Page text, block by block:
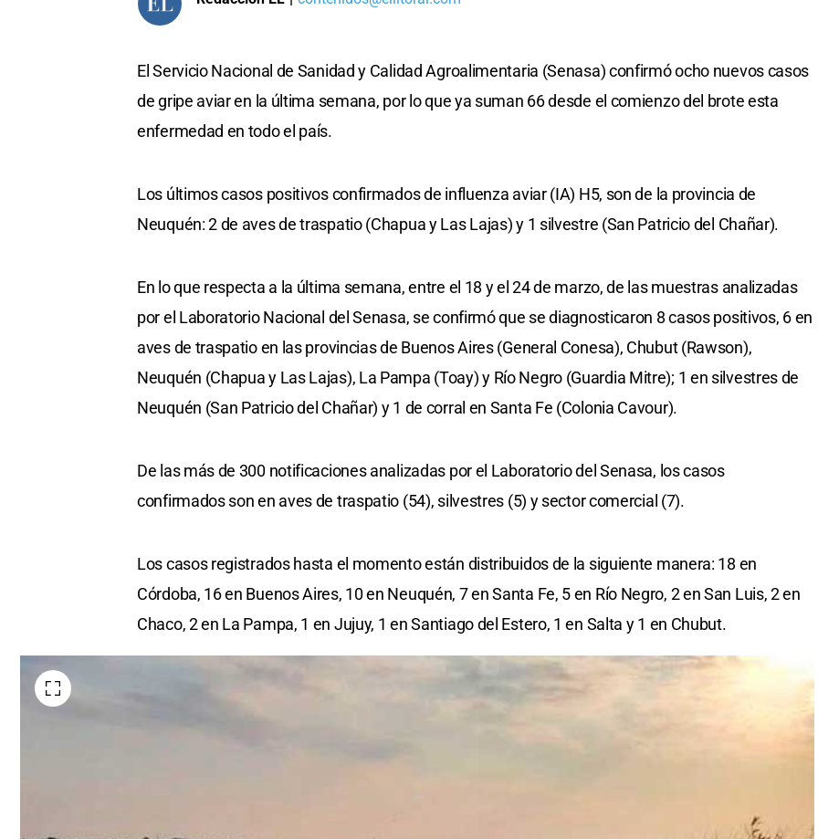
El Servicio Nacional de Sanidad y Calidad Agroalimentaria (Senasa) confirmó ocho nuevos casos
de gripe aviar en la última semana, por lo que ya suman 66 desde el comienzo del brote esta
enfermedad en todo el país.
Los últimos casos positivos confirmados de influenza aviar (IA) H5, son de la provincia de
Neuquén: 2 de aves de traspatio (Chapua y Las Lajas) y 1 silvestre (San Patricio del Chañar).
En lo que respecta a la última semana, entre el 18 y el 24 de marzo, de las muestras analizadas
por el Laboratorio Nacional del Senasa, se confirmó que se diagnosticaron 8 casos positivos, 6 en
aves de traspatio en las provincias de Buenos Aires (General Conesa), Chubut (Rawson),
Neuquén (Chapua y Las Lajas), La Pampa (Toay) y Río Negro (Guardia Mitre); 1 en silvestres de
Neuquén (San Patricio del Chañar) y 1 de corral en Santa Fe (Colonia Cavour).
De las más de 300 notificaciones analizadas por el Laboratorio del Senasa, los casos
confirmados son en aves de traspatio (54), silvestres (5) y sector comercial (7).
Los casos registrados hasta el momento están distribuidos de la siguiente manera: 18 en
Córdoba, 16 en Buenos Aires, 10 en Neuquén, 7 en Santa Fe, 5 en Río Negro, 2 en San Luis, 2 en
Chaco, 2 en La Pampa, 1 en Jujuy, 1 en Santiago del Estero, 1 en Salta y 1 en Chubut.